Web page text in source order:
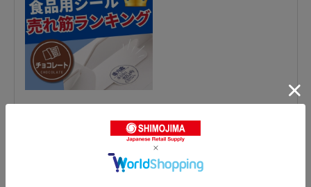
精肉シールの人気商品との比較